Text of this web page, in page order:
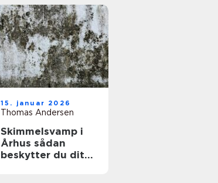
15. januar 2026
Thomas Andersen
Skimmelsvamp i
Århus sådan
beskytter du dit